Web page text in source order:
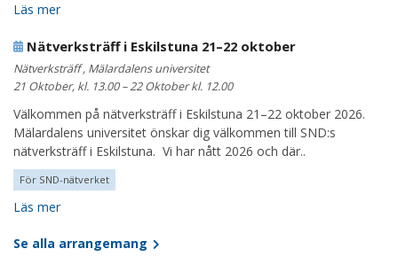
Läs mer
Nätverksträff i Eskilstuna 21–22 oktober
Nätverksträff , Mälardalens universitet
21 Oktober, kl. 13.00 – 22 Oktober kl. 12.00
Välkommen på nätverksträff i Eskilstuna 21–22 oktober 2026.
Mälardalens universitet önskar dig välkommen till SND:s
nätverksträff i Eskilstuna. Vi har nått 2026 och där..
För SND-nätverket
Läs mer
Se alla arrangemang